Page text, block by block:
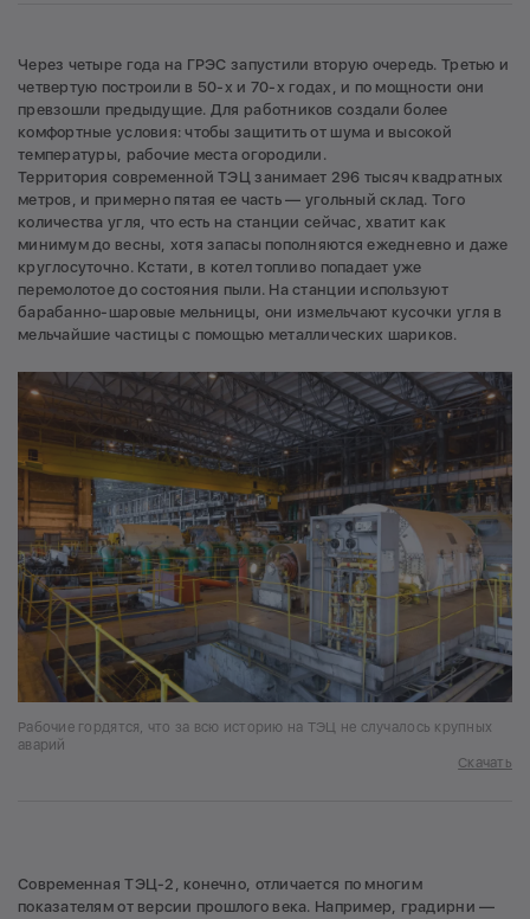
Через четыре года на ГРЭС запустили вторую очередь. Третью и
четвертую построили в 50-х и 70-х годах, и по мощности они
превзошли предыдущие. Для работников создали более
комфортные условия: чтобы защитить от шума и высокой
температуры, рабочие места огородили.
Территория современной ТЭЦ занимает 296 тысяч квадратных
метров, и примерно пятая ее часть — угольный склад. Того
количества угля, что есть на станции сейчас, хватит как
минимум до весны, хотя запасы пополняются ежедневно и даже
круглосуточно. Кстати, в котел топливо попадает уже
перемолотое до состояния пыли. На станции используют
барабанно-шаровые мельницы, они измельчают кусочки угля в
мельчайшие частицы с помощью металлических шариков.
Рабочие гордятся, что за всю историю на ТЭЦ не случалось крупных
аварий
Скачать
Современная ТЭЦ-2, конечно, отличается по многим
показателям от версии прошлого века. Например, градирни —